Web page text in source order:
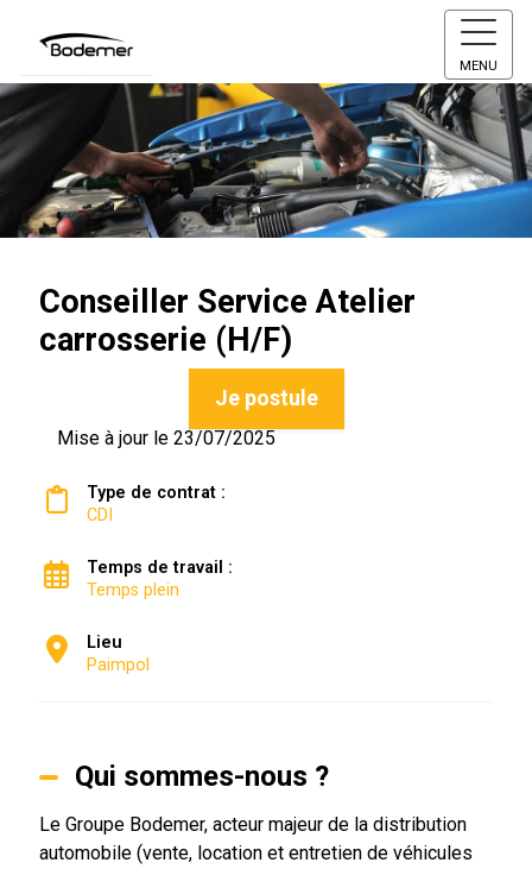
MENU
Conseiller Service Atelier
carrosserie (H/F)
Je postule
Mise à jour le 23/07/2025
Type de contrat :
CDI
Temps de travail :
Temps plein
Lieu
Paimpol
Qui sommes-nous ?
Le Groupe Bodemer, acteur majeur de la distribution
automobile (vente, location et entretien de véhicules